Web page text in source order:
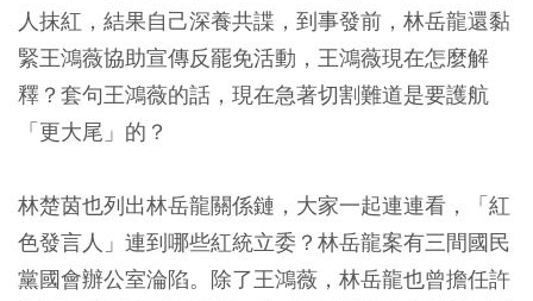
人抹紅，結果自己深養共諜，到事發前，林岳龍還黏
緊王鴻薇協助宣傳反罷免活動，王鴻薇現在怎麼解
釋？套句王鴻薇的話，現在急著切割難道是要護航
「更大尾」的？
林楚茵也列出林岳龍關係鏈，大家一起連連看，「紅
色發言人」連到哪些紅統立委？林岳龍案有三間國民
黨國會辦公室淪陷。除了王鴻薇，林岳龍也曾擔任許